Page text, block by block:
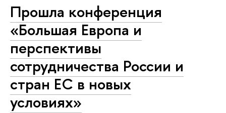
Прошла конференция
«Большая Европа и
перспективы
сотрудничества России и
стран ЕС в новых
условиях»